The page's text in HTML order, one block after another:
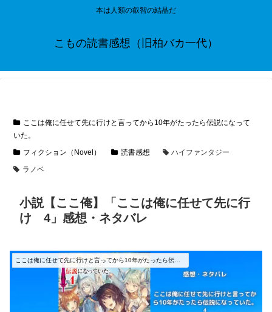
本は人類の叡智の結晶だ
こもの読書感想（旧柏バカ一代）
ここは俺に任せて先に行けと言ってから10年がたったら伝説になって
いた。
フィクション（Novel）
読書感想
ハイファンタジー
ラノベ
小説【ここ俺】「ここは俺に任せて先に行
け 4」感想・ネタバレ